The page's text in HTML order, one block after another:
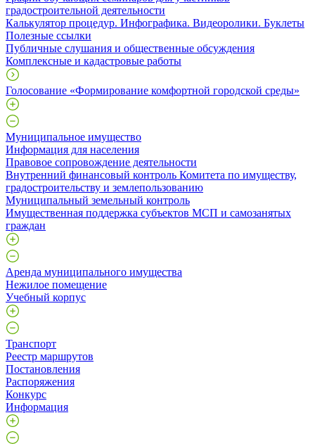
градостроительной деятельности
Калькулятор процедур. Инфографика. Видеоролики. Буклеты
Полезные ссылки
Публичные слушания и общественные обсуждения
Комплексные и кадастровые работы
Голосование «Формирование комфортной городской среды»
Муниципальное имущество
Информация для населения
Правовое сопровождение деятельности
Внутренний финансовый контроль Комитета по имуществу,
градостроительству и землепользованию
Муниципальный земельный контроль
Имущественная поддержка субъектов МСП и самозанятых
граждан
Аренда муниципального имущества
Нежилое помещение
Учебный корпус
Транспорт
Реестр маршрутов
Постановления
Распоряжения
Конкурс
Информация